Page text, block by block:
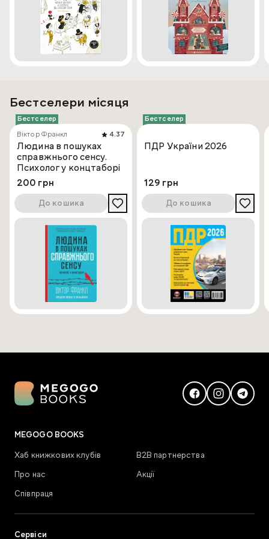
Бестселери місяця
Бестселер
Віктор Франкл
4.37
Людина в пошуках
справжнього сенсу.
Психолог у концтаборі
200 грн
До кошика
Бестселер
ПДР України 2026
129 грн
До кошика
MEGOGO BOOKS
Хаб книжкових клубів
В2В партнерства
Про нас
Акції
Співпраця
Сервіси